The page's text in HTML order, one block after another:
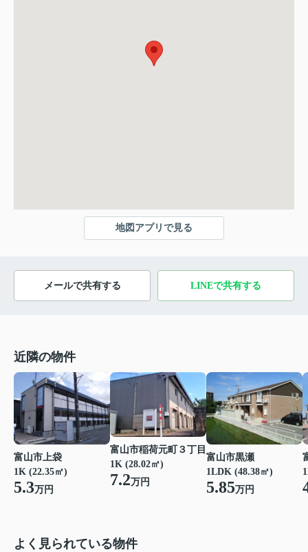
地図アプリで見る
メールで共有する LINEで共有する
近隣の物件
富山市上袋
1K (22.35㎡)
5.3万円
富山市稲荷元町３丁目
1K (28.02㎡)
7.2万円
富山市黒瀬
1LDK (48.38㎡)
5.85万円
よく見られている物件